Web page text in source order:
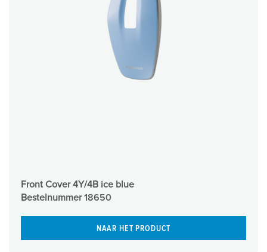
Front Cover 4Y/4B ice blue
Bestelnummer18650
NAAR HET PRODUCT